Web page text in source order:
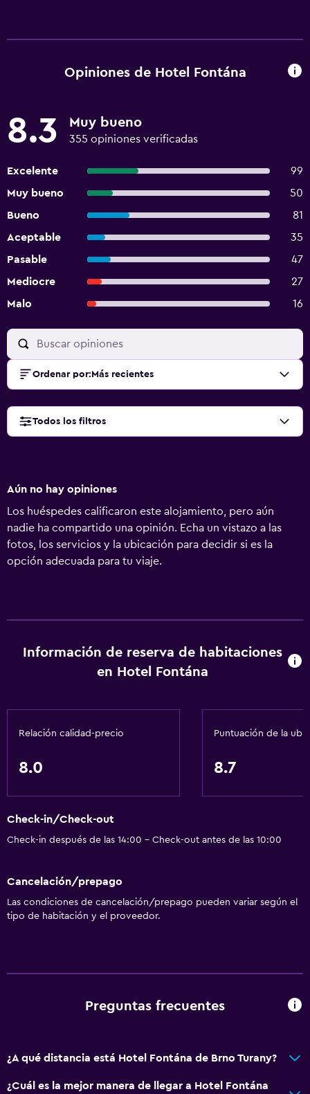
Opiniones de Hotel Fontána
8.3 Muy bueno
355 opiniones verificadas
Excelente
99
Muy bueno
50
Bueno
81
Aceptable
35
Pasable
47
Mediocre
27
Malo
16
Ordenar por: Más recientes
Todos los filtros
Aún no hay opiniones
Los huéspedes calificaron este alojamiento, pero aún
nadie ha compartido una opinión. Echa un vistazo a las
fotos, los servicios y la ubicación para decidir si es la
opción adecuada para tu viaje.
Información de reserva de habitaciones
en Hotel Fontána
Relación calidad-precio
8.0
Puntuación de la
8.7
Check-in/Check-out
Check-in después de las 14:00 - Check-out antes de las 10:00
Cancelación/prepago
Las condiciones de cancelación/prepago pueden variar según el
tipo de habitación y el proveedor.
Preguntas frecuentes
¿A qué distancia está Hotel Fontána de Brno Turany?
¿Cuál es la mejor manera de llegar a Hotel Fontána